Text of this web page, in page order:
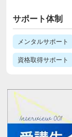
サポート体制
メンタルサポート
資格取得サポート